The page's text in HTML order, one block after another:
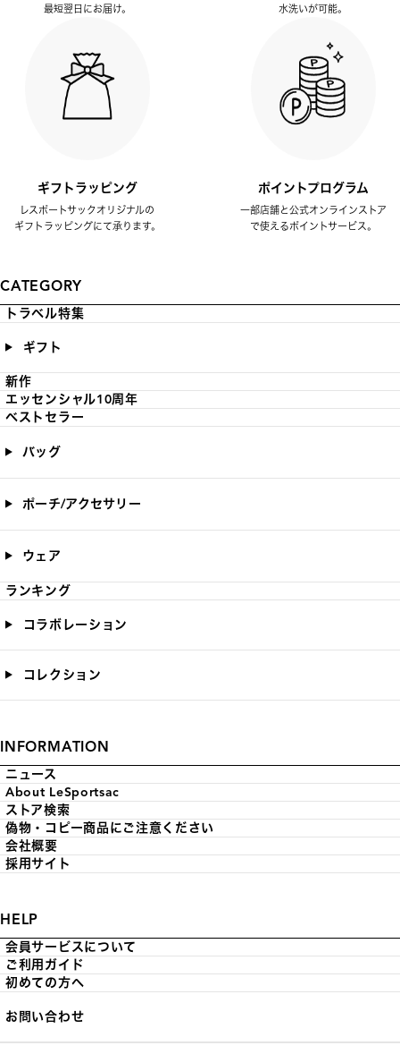
最短翌日にお届け。
水洗いが可能。
ギフトラッピング
レスポートサックオリジナルの
ギフトラッピングにて承ります。
ポイントプログラム
一部店舗と公式オンラインストア
で使えるポイントサービス。
CATEGORY
トラベル特集
ギフト
新作
エッセンシャル10周年
ベストセラー
バッグ
ポーチ/アクセサリー
ウェア
ランキング
コラボレーション
コレクション
INFORMATION
ニュース
About LeSportsac
ストア検索
偽物・コピー商品にご注意ください
会社概要
採用サイト
HELP
会員サービスについて
ご利用ガイド
初めての方へ
お問い合わせ